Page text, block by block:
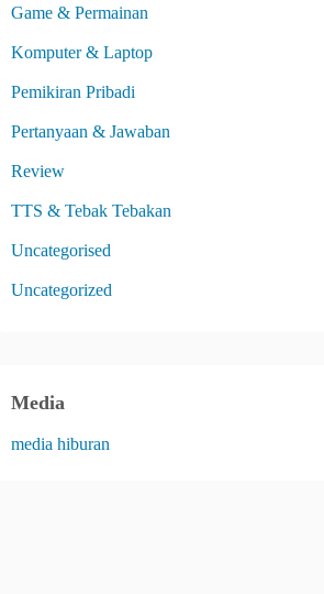
Game & Permainan
Komputer & Laptop
Pemikiran Pribadi
Pertanyaan & Jawaban
Review
TTS & Tebak Tebakan
Uncategorised
Uncategorized
Media
media hiburan